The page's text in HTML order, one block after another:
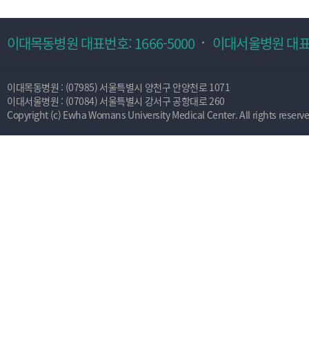
이대목동병원 대표번호: 1666-5000 이대서울병원 대
이대목동병원 : (07985) 서울특별시 양천구 안양천로 1071
이대서울병원 : (07084) 서울특별시 강서구 공항대로 260
Copyright (c) Ewha Womans University Medical Center. All rights